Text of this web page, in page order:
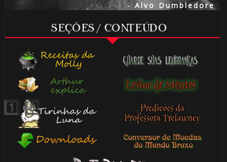
- Alvo Dumbledore
SEÇÕES / CONTEÚDO
🎈
⚡